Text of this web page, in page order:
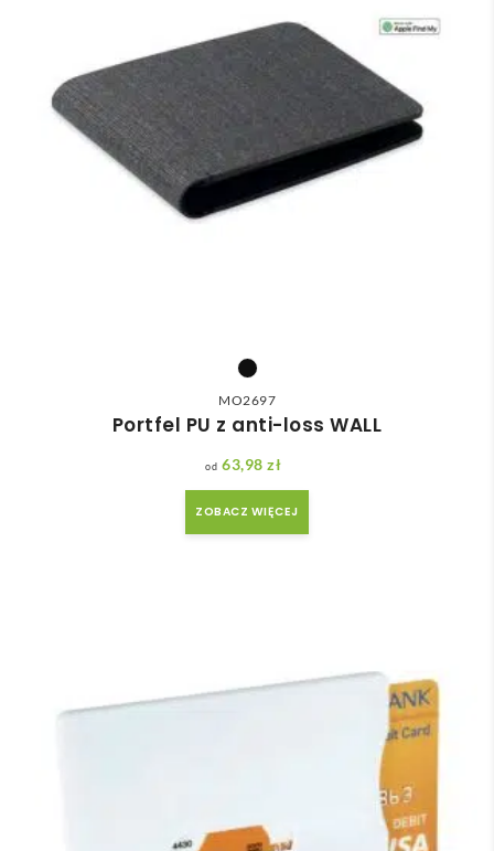
MO2697
Portfel PU z anti-loss WALL
63,98zł
ZOBACZ WIĘCEJ